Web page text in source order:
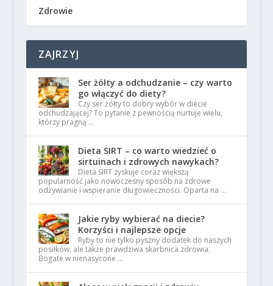
Zdrowie
ZAJRZYJ
Ser żółty a odchudzanie – czy warto
go włączyć do diety?
Czy ser żółty to dobry wybór w diecie
odchudzającej? To pytanie z pewnością nurtuje wielu,
którzy pragną …
Dieta SIRT – co warto wiedzieć o
sirtuinach i zdrowych nawykach?
Dieta SIRT zyskuje coraz większą
popularność jako nowoczesny sposób na zdrowe
odżywianie i wspieranie długowieczności. Oparta na …
Jakie ryby wybierać na diecie?
Korzyści i najlepsze opcje
Ryby to nie tylko pyszny dodatek do naszych
posiłków, ale także prawdziwa skarbnica zdrowia.
Bogate w nienasycone …